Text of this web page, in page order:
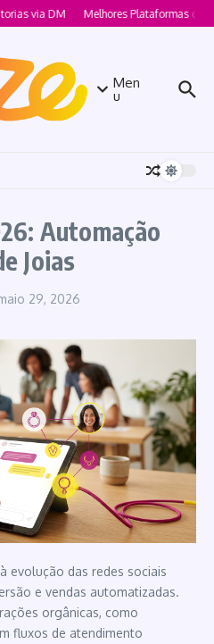
via DM Melhores Plataformas de
Men
u
Automação
Joias
29, 2026
evolução das redes sociais
e vendas automatizadas.
orgânicas, como
fluxos de atendimento